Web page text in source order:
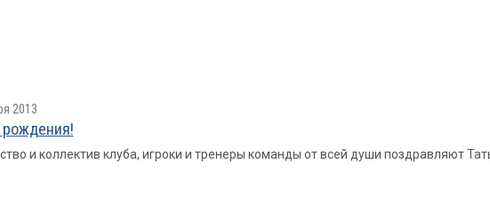
2013
и коллектив клуба, игроки и тренеры команды от всей души поздравляют